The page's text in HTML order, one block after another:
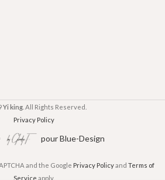
Yi king . All Rights Reserved.
Privacy Policy
pour Blue-Design
and the Google Privacy Policyand Terms of
Service apply.